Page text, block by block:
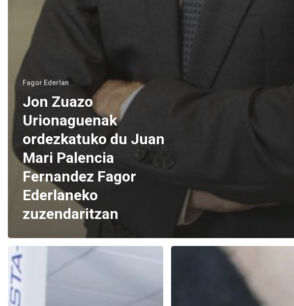
Fagor Ederlan
Jon Zuazo
Urionaguenak
ordezkatuko du Juan
Mari Palencia
Fernandez Fagor
Ederlaneko
zuzendaritzan